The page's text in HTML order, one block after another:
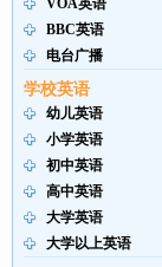
VOA英语
BBC英语
电台广播
学校英语
幼儿英语
小学英语
初中英语
高中英语
大学英语
大学以上英语